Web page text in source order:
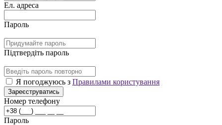
Ел. адреса
Пароль
Підтвердіть пароль
Я погоджуюсь з Правилами користування
Зареєструватись
Номер телефону
Пароль